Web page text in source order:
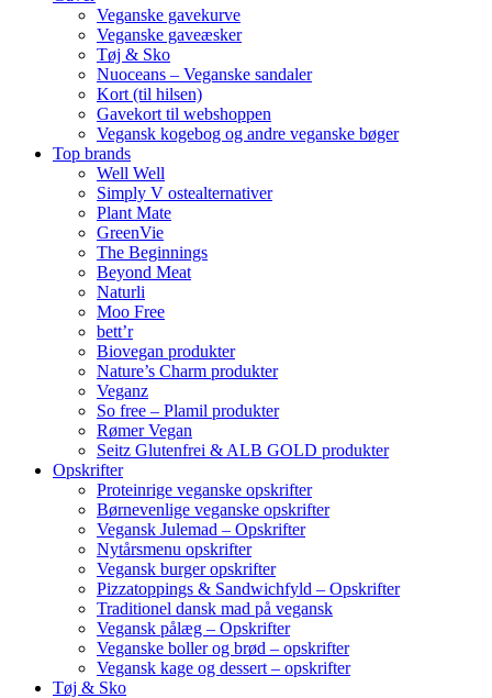
Veganske gavekurve
Veganske gaveæsker
Tøj & Sko
Nuoceans – Veganske sandaler
Kort (til hilsen)
Gavekort til webshoppen
Vegansk kogebog og andre veganske bøger
Top brands
Well Well
Simply V ostealternativer
Plant Mate
GreenVie
The Beginnings
Beyond Meat
Naturli
Moo Free
bett’r
Biovegan produkter
Nature’s Charm produkter
Veganz
So free – Plamil produkter
Rømer Vegan
Seitz Glutenfrei & ALB GOLD produkter
Opskrifter
Proteinrige veganske opskrifter
Børnevenlige veganske opskrifter
Vegansk Julemad – Opskrifter
Nytårsmenu opskrifter
Vegansk burger opskrifter
Pizzatoppings & Sandwichfyld – Opskrifter
Traditionel dansk mad på vegansk
Vegansk pålæg – Opskrifter
Veganske boller og brød – opskrifter
Vegansk kage og dessert – opskrifter
Tøj & Sko